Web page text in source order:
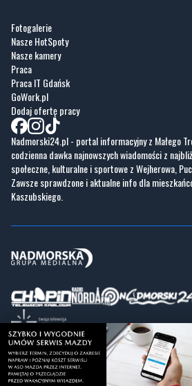
Fotogalerie
Nasze HotSpoty
Nasze kamery
Praca
Praca IT Gdańsk
GoWork.pl
Dodaj ofertę pracy
Nadmorski24.pl - portal informacyjny z Małego
codzienna dawka najnowszych wiadomości z
społeczne, kulturalne i sportowe z Wejherowa,
Zawsze sprawdzone i aktualne info dla
Kaszubskiego.
Copyrights © Nadmorski24.pl 2026 r.
Projekt i wykonaniePixlab.pl